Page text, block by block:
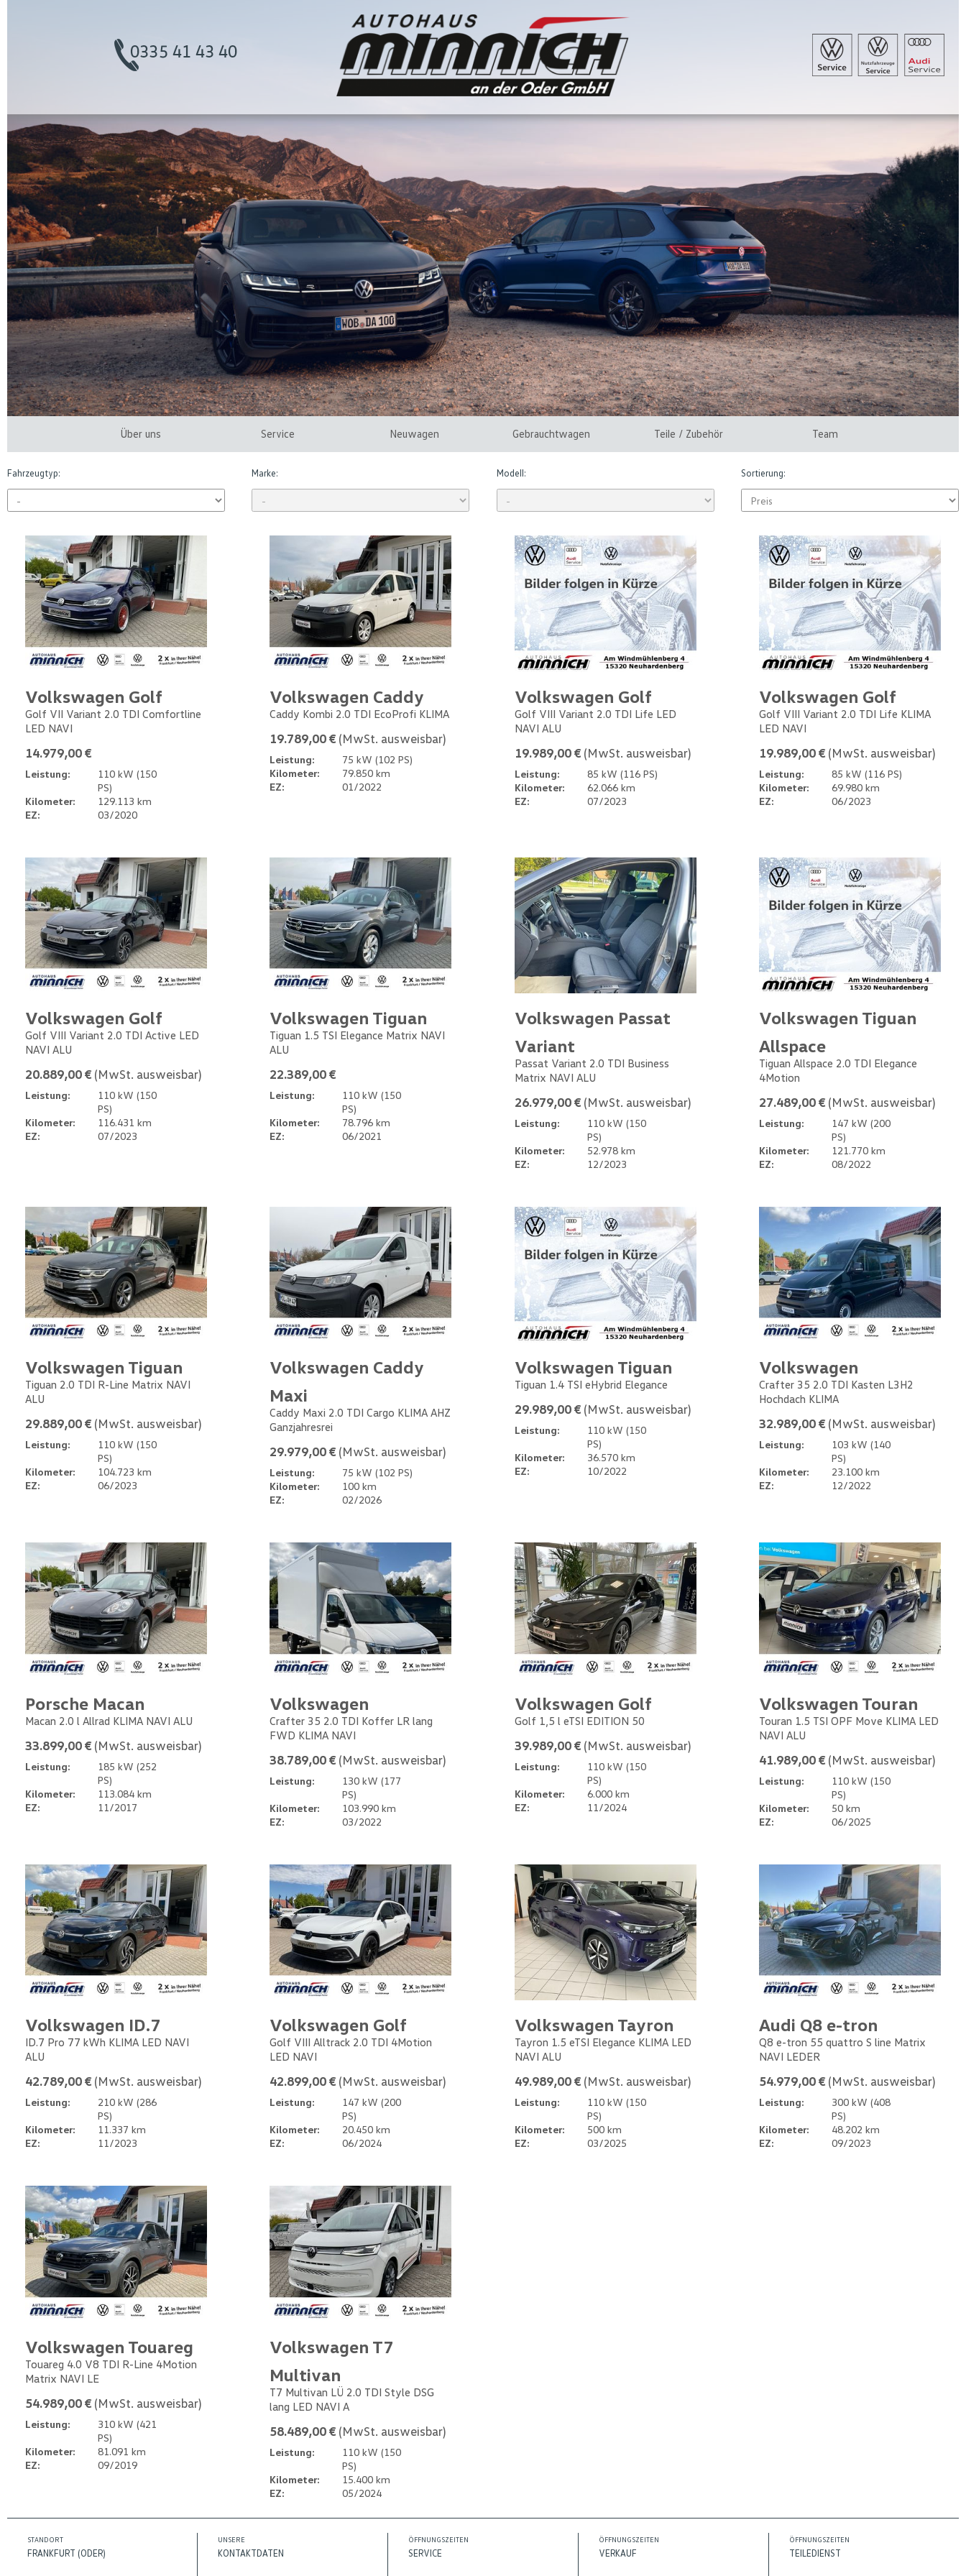
Über uns Service Neuwagen Gebrauchtwagen Teile / Zubehör Team
Fahrzeugtyp: Marke: Modell: Sortierung:
Volkswagen Golf
Golf VII Variant 2.0 TDI Comfortline
LED NAVI
14.979,00 €
Leistung:
110 kW (150
PS)
Kilometer:
129.113 km
EZ:
03/2020
Volkswagen Caddy
Caddy Kombi 2.0 TDI EcoProfi KLIMA
19.789,00 € (MwSt. ausweisbar)
Leistung:
75 kW (102 PS)
Kilometer:
79.850 km
EZ:
01/2022
Volkswagen Golf
Golf VIII Variant 2.0 TDI Life LED
NAVI ALU
19.989,00 € (MwSt. ausweisbar)
Leistung:
85 kW (116 PS)
Kilometer:
62.066 km
EZ:
07/2023
Volkswagen Golf
Golf VIII Variant 2.0 TDI Life KLIMA
LED NAVI
19.989,00 € (MwSt. ausweisbar)
Leistung:
85 kW (116 PS)
Kilometer:
69.980 km
EZ:
06/2023
Volkswagen Golf
Golf VIII Variant 2.0 TDI Active LED
NAVI ALU
20.889,00 € (MwSt. ausweisbar)
Leistung:
110 kW (150
PS)
Kilometer:
116.431 km
EZ:
07/2023
Volkswagen Tiguan
Tiguan 1.5 TSI Elegance Matrix NAVI
ALU
22.389,00 €
Leistung:
110 kW (150
PS)
Kilometer:
78.796 km
EZ:
06/2021
Volkswagen Passat
Variant
Passat Variant 2.0 TDI Business
Matrix NAVI ALU
26.979,00 € (MwSt. ausweisbar)
Leistung:
110 kW (150
PS)
Kilometer:
52.978 km
EZ:
12/2023
Volkswagen Tiguan
Allspace
Tiguan Allspace 2.0 TDI Elegance
4Motion
27.489,00 € (MwSt. ausweisbar)
Leistung:
147 kW (200
PS)
Kilometer:
121.770 km
EZ:
08/2022
Volkswagen Tiguan
Tiguan 2.0 TDI R-Line Matrix NAVI
ALU
29.889,00 € (MwSt. ausweisbar)
Leistung:
110 kW (150
PS)
Kilometer:
104.723 km
EZ:
06/2023
Volkswagen Caddy
Maxi
Caddy Maxi 2.0 TDI Cargo KLIMA AHZ
Ganzjahresrei
29.979,00 € (MwSt. ausweisbar)
Leistung:
75 kW (102 PS)
Kilometer:
100 km
EZ:
02/2026
Volkswagen Tiguan
Tiguan 1.4 TSI eHybrid Elegance
29.989,00 € (MwSt. ausweisbar)
Leistung:
110 kW (150
PS)
Kilometer:
36.570 km
EZ:
10/2022
Volkswagen
Crafter 35 2.0 TDI Kasten L3H2
Hochdach KLIMA
32.989,00 € (MwSt. ausweisbar)
Leistung:
103 kW (140
PS)
Kilometer:
23.100 km
EZ:
12/2022
Porsche Macan
Macan 2.0 l Allrad KLIMA NAVI ALU
33.899,00 € (MwSt. ausweisbar)
Leistung:
185 kW (252
PS)
Kilometer:
113.084 km
EZ:
11/2017
Volkswagen
Crafter 35 2.0 TDI Koffer LR lang
FWD KLIMA NAVI
38.789,00 € (MwSt. ausweisbar)
Leistung:
130 kW (177
PS)
Kilometer:
103.990 km
EZ:
03/2022
Volkswagen Golf
Golf 1,5 l eTSI EDITION 50
39.989,00 € (MwSt. ausweisbar)
Leistung:
110 kW (150
PS)
Kilometer:
6.000 km
EZ:
11/2024
Volkswagen Touran
Touran 1.5 TSI OPF Move KLIMA LED
NAVI ALU
41.989,00 € (MwSt. ausweisbar)
Leistung:
110 kW (150
PS)
Kilometer:
50 km
EZ:
06/2025
Volkswagen ID.7
ID.7 Pro 77 kWh KLIMA LED NAVI
ALU
42.789,00 € (MwSt. ausweisbar)
Leistung:
210 kW (286
PS)
Kilometer:
11.337 km
EZ:
11/2023
Volkswagen Golf
Golf VIII Alltrack 2.0 TDI 4Motion
LED NAVI
42.899,00 € (MwSt. ausweisbar)
Leistung:
147 kW (200
PS)
Kilometer:
20.450 km
EZ:
06/2024
Volkswagen Tayron
Tayron 1.5 eTSI Elegance KLIMA LED
NAVI ALU
49.989,00 € (MwSt. ausweisbar)
Leistung:
110 kW (150
PS)
Kilometer:
500 km
EZ:
03/2025
Audi Q8 e-tron
Q8 e-tron 55 quattro S line Matrix
NAVI LEDER
54.979,00 € (MwSt. ausweisbar)
Leistung:
300 kW (408
PS)
Kilometer:
48.202 km
EZ:
09/2023
Volkswagen Touareg
Touareg 4.0 V8 TDI R-Line 4Motion
Matrix NAVI LE
54.989,00 € (MwSt. ausweisbar)
Leistung:
310 kW (421
PS)
Kilometer:
81.091 km
EZ:
09/2019
Volkswagen T7
Multivan
T7 Multivan LÜ 2.0 TDI Style DSG
lang LED NAVI A
58.489,00 € (MwSt. ausweisbar)
Leistung:
110 kW (150
PS)
Kilometer:
15.400 km
EZ:
05/2024
STANDORT
FRANKFURT (ODER)
UNSERE
KONTAKTDATEN
ÖFFNUNGSZEITEN
SERVICE
ÖFFNUNGSZEITEN
VERKAUF
ÖFFNUNGSZEITEN
TEILEDIENST